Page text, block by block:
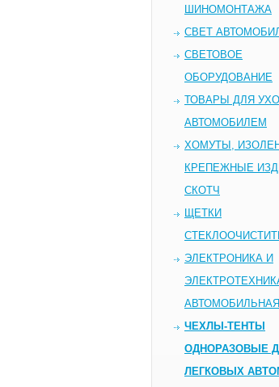
ШИНОМОНТАЖА
СВЕТ
СВЕТОВОЕ
ОБОРУДОВАНИЕ
ТОВАРЫ ДЛЯ
АВТОМОБИЛЕМ
ХОМУТЫ,
КРЕПЕЖНЫЕ
СКОТЧ
ЩЕТКИ
ЭЛЕКТРОНИКА И
АВТОМОБИЛЬНАЯ
ЧЕХЛЫ-ТЕНТЫ
ОДНОРАЗОВЫЕ
ЛЕГКОВЫХ